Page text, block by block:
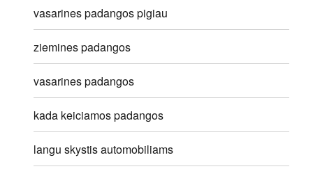
vasarines padangos pigiau
ziemines padangos
vasarines padangos
kada keiciamos padangos
langu skystis automobiliams